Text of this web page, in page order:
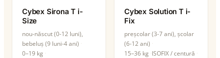
Cybex Sirona T i-
Size
nou-născut (0-12 luni),
bebeluș (9 luni-4 ani)
0–19 kg
Cybex Solution T i-
Fix
preșcolar (3-7 ani), școlar
(6-12 ani)
15–36 kg ISOFIX / centură